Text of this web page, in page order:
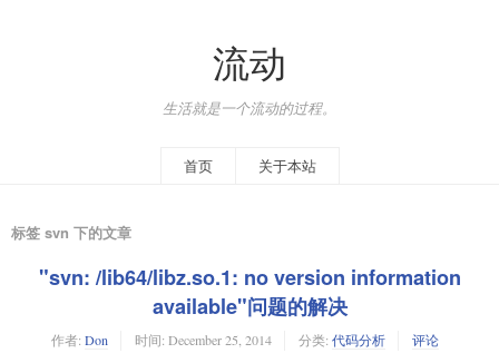
流动
生活就是一个流动的过程。
首页 关于本站
标签 svn 下的文章
"svn: /lib64/libz.so.1: no version information
available"问题的解决
作者: Don 时间: December 25, 2014 分类: 代码分析 评论